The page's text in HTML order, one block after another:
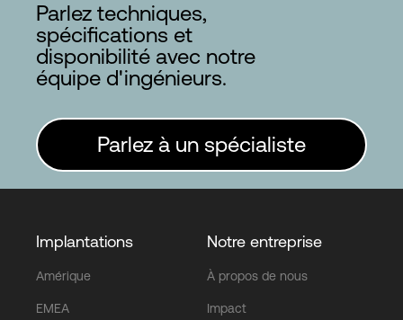
Parlez techniques,
spécifications et
disponibilité avec notre
équipe d'ingénieurs.
Parlez à un spécialiste
Implantations
Amérique
EMEA
Notre entreprise
À propos de nous
Impact